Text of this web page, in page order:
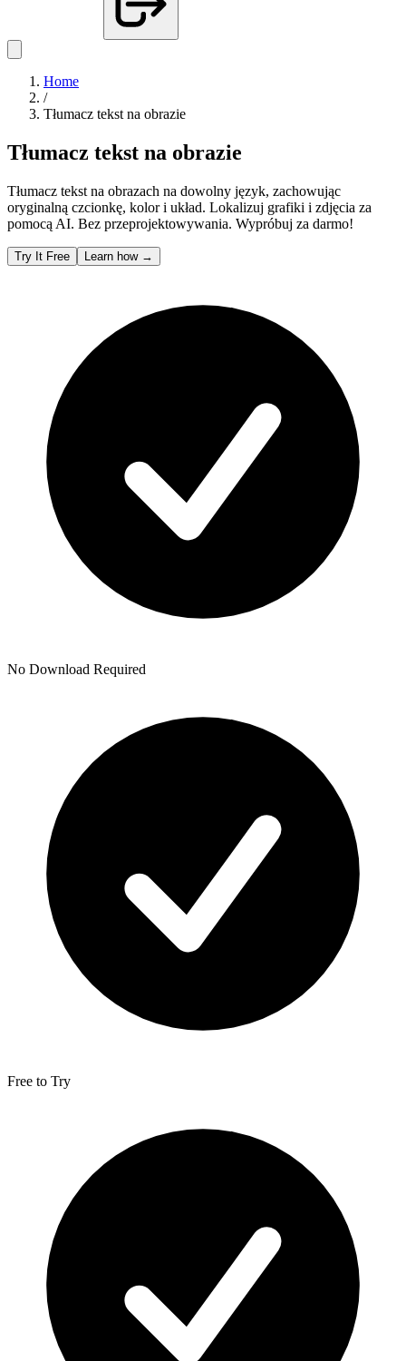
Home
/
Tłumacz tekst na obrazie
Tłumacz tekst na obrazie
Tłumacz tekst na obrazach na dowolny język, zachowując
oryginalną czcionkę, kolor i układ. Lokalizuj grafiki i zdjęcia za
pomocą AI. Bez przeprojektowywania. Wypróbuj za darmo!
Try It Free Learn how →
No Download Required
Free to Try